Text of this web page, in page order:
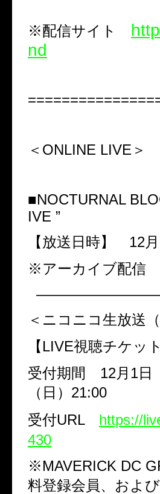
※配信サイト
nd
＜ONLINE LIVE＞
■NOCTURNAL
IVE ”
【放送日時】 12月
※アーカイブ配信
＜ニコニコ生放送（
【LIVE視聴チケ
受付期間 12月 1日
（日） 21:00
受付URL
https://
430
※MAVERICK DC
料登録会員、およ